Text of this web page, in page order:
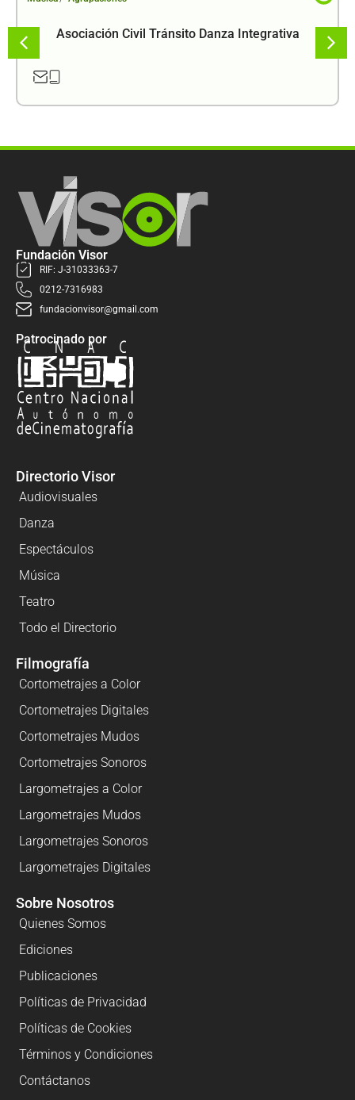
Asociación Civil Tránsito Danza Integrativa
Fundación Visor
RIF: J-31033363-7
0212-7316983
fundacionvisor@gmail.com
Patrocinado por
Directorio Visor
Audiovisuales
Danza
Espectáculos
Música
Teatro
Todo el Directorio
Filmografía
Cortometrajes a Color
Cortometrajes Digitales
Cortometrajes Mudos
Cortometrajes Sonoros
Largometrajes a Color
Largometrajes Mudos
Largometrajes Sonoros
Largometrajes Digitales
Sobre Nosotros
Quienes Somos
Ediciones
Publicaciones
Políticas de Privacidad
Políticas de Cookies
Términos y Condiciones
Contáctanos